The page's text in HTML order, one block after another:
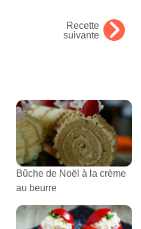
Recette
suivante
Bûche de Noël à la crème
au beurre